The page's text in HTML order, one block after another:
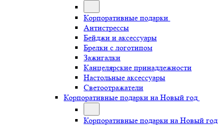
Корпоративные подарки
Антистрессы
Бейджи и аксессуары
Брелки с логотипом
Зажигалки
Канцелярские принадлежности
Настольные аксессуары
Светоотражатели
Корпоративные подарки на Новый год
Корпоративные подарки на Новый год